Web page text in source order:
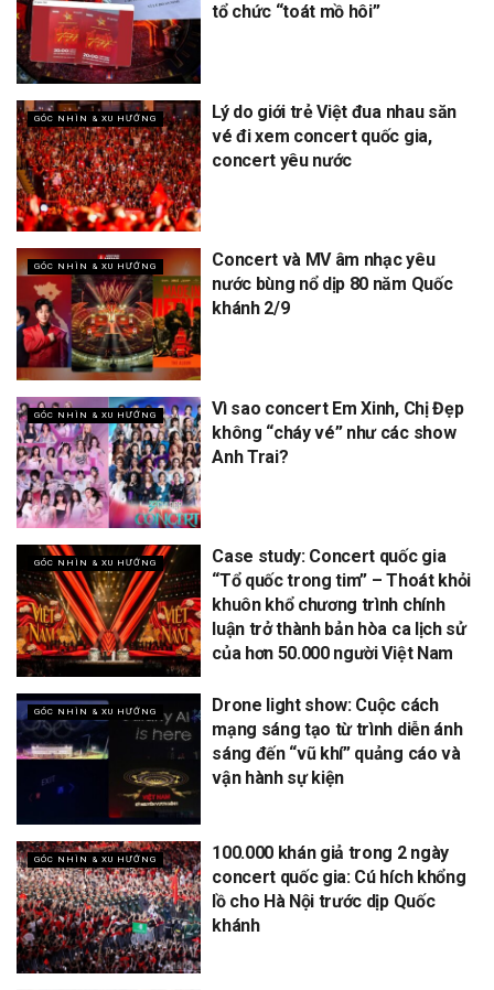
tổ chức “toát mồ hôi”
GÓC NHÌN & XU HƯỚNG
Lý do giới trẻ Việt đua nhau săn
vé đi xem concert quốc gia,
concert yêu nước
GÓC NHÌN & XU HƯỚNG
Concert và MV âm nhạc yêu
nước bùng nổ dịp 80 năm Quốc
khánh 2/9
GÓC NHÌN & XU HƯỚNG
Vì sao concert Em Xinh, Chị Đẹp
không “cháy vé” như các show
Anh Trai?
GÓC NHÌN & XU HƯỚNG
Case study: Concert quốc gia
“Tổ quốc trong tim” – Thoát khỏi
khuôn khổ chương trình chính
luận trở thành bản hòa ca lịch sử
của hơn 50.000 người Việt Nam
GÓC NHÌN & XU HƯỚNG
Drone light show: Cuộc cách
mạng sáng tạo từ trình diễn ánh
sáng đến “vũ khí” quảng cáo và
vận hành sự kiện
GÓC NHÌN & XU HƯỚNG
100.000 khán giả trong 2 ngày
concert quốc gia: Cú hích khổng
lồ cho Hà Nội trước dịp Quốc
khánh